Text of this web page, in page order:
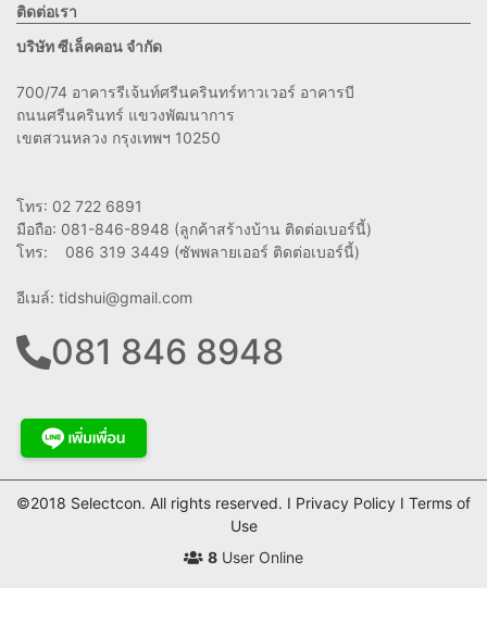
ติดต่อเรา
บริษัท ซีเล็คคอน จำกัด
700/74 อาคารรีเจ้นท์ศรีนครินทร์ทาวเวอร์ อาคารบี
ถนนศรีนครินทร์ แขวงพัฒนาการ
เขตสวนหลวง กรุงเทพฯ 10250
โทร: 02 722 6891
มือถือ: 081-846-8948 (ลูกค้าสร้างบ้าน ติดต่อเบอร์นี้)
โทร: 086 319 3449 (ซัพพลายเออร์ ติดต่อเบอร์นี้)
อีเมล์: tidshui@gmail.com
081 846 8948
©2018 Selectcon. All rights reserved. I Privacy Policy I Terms of
Use
8 User Online